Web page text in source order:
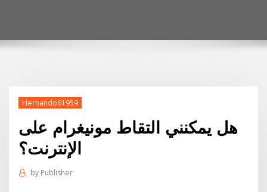
Hernando61959
هل يمكنني التقاط مونيغرام على
الإنترنت؟
by Publisher